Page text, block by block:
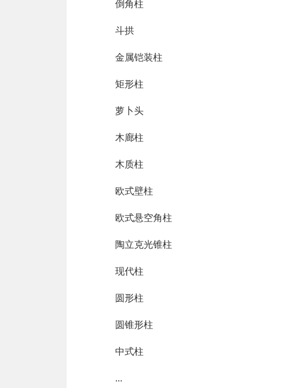
倒角柱
斗拱
金属铠装柱
矩形柱
萝卜头
木廊柱
木质柱
欧式壁柱
欧式悬空角柱
陶立克光锥柱
现代柱
圆形柱
圆锥形柱
中式柱
...